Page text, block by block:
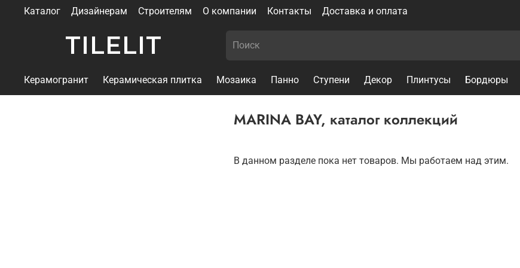
Каталог Дизайнерам Строителям О компании Контакты Доставка и оплата
TILELIT
Керамогранит Керамическая плитка Мозаика Панно Ступени Декор Плинтусы Бордюры
MARINA BAY, каталог коллекций
В данном разделе пока нет товаров. Мы работаем над этим.